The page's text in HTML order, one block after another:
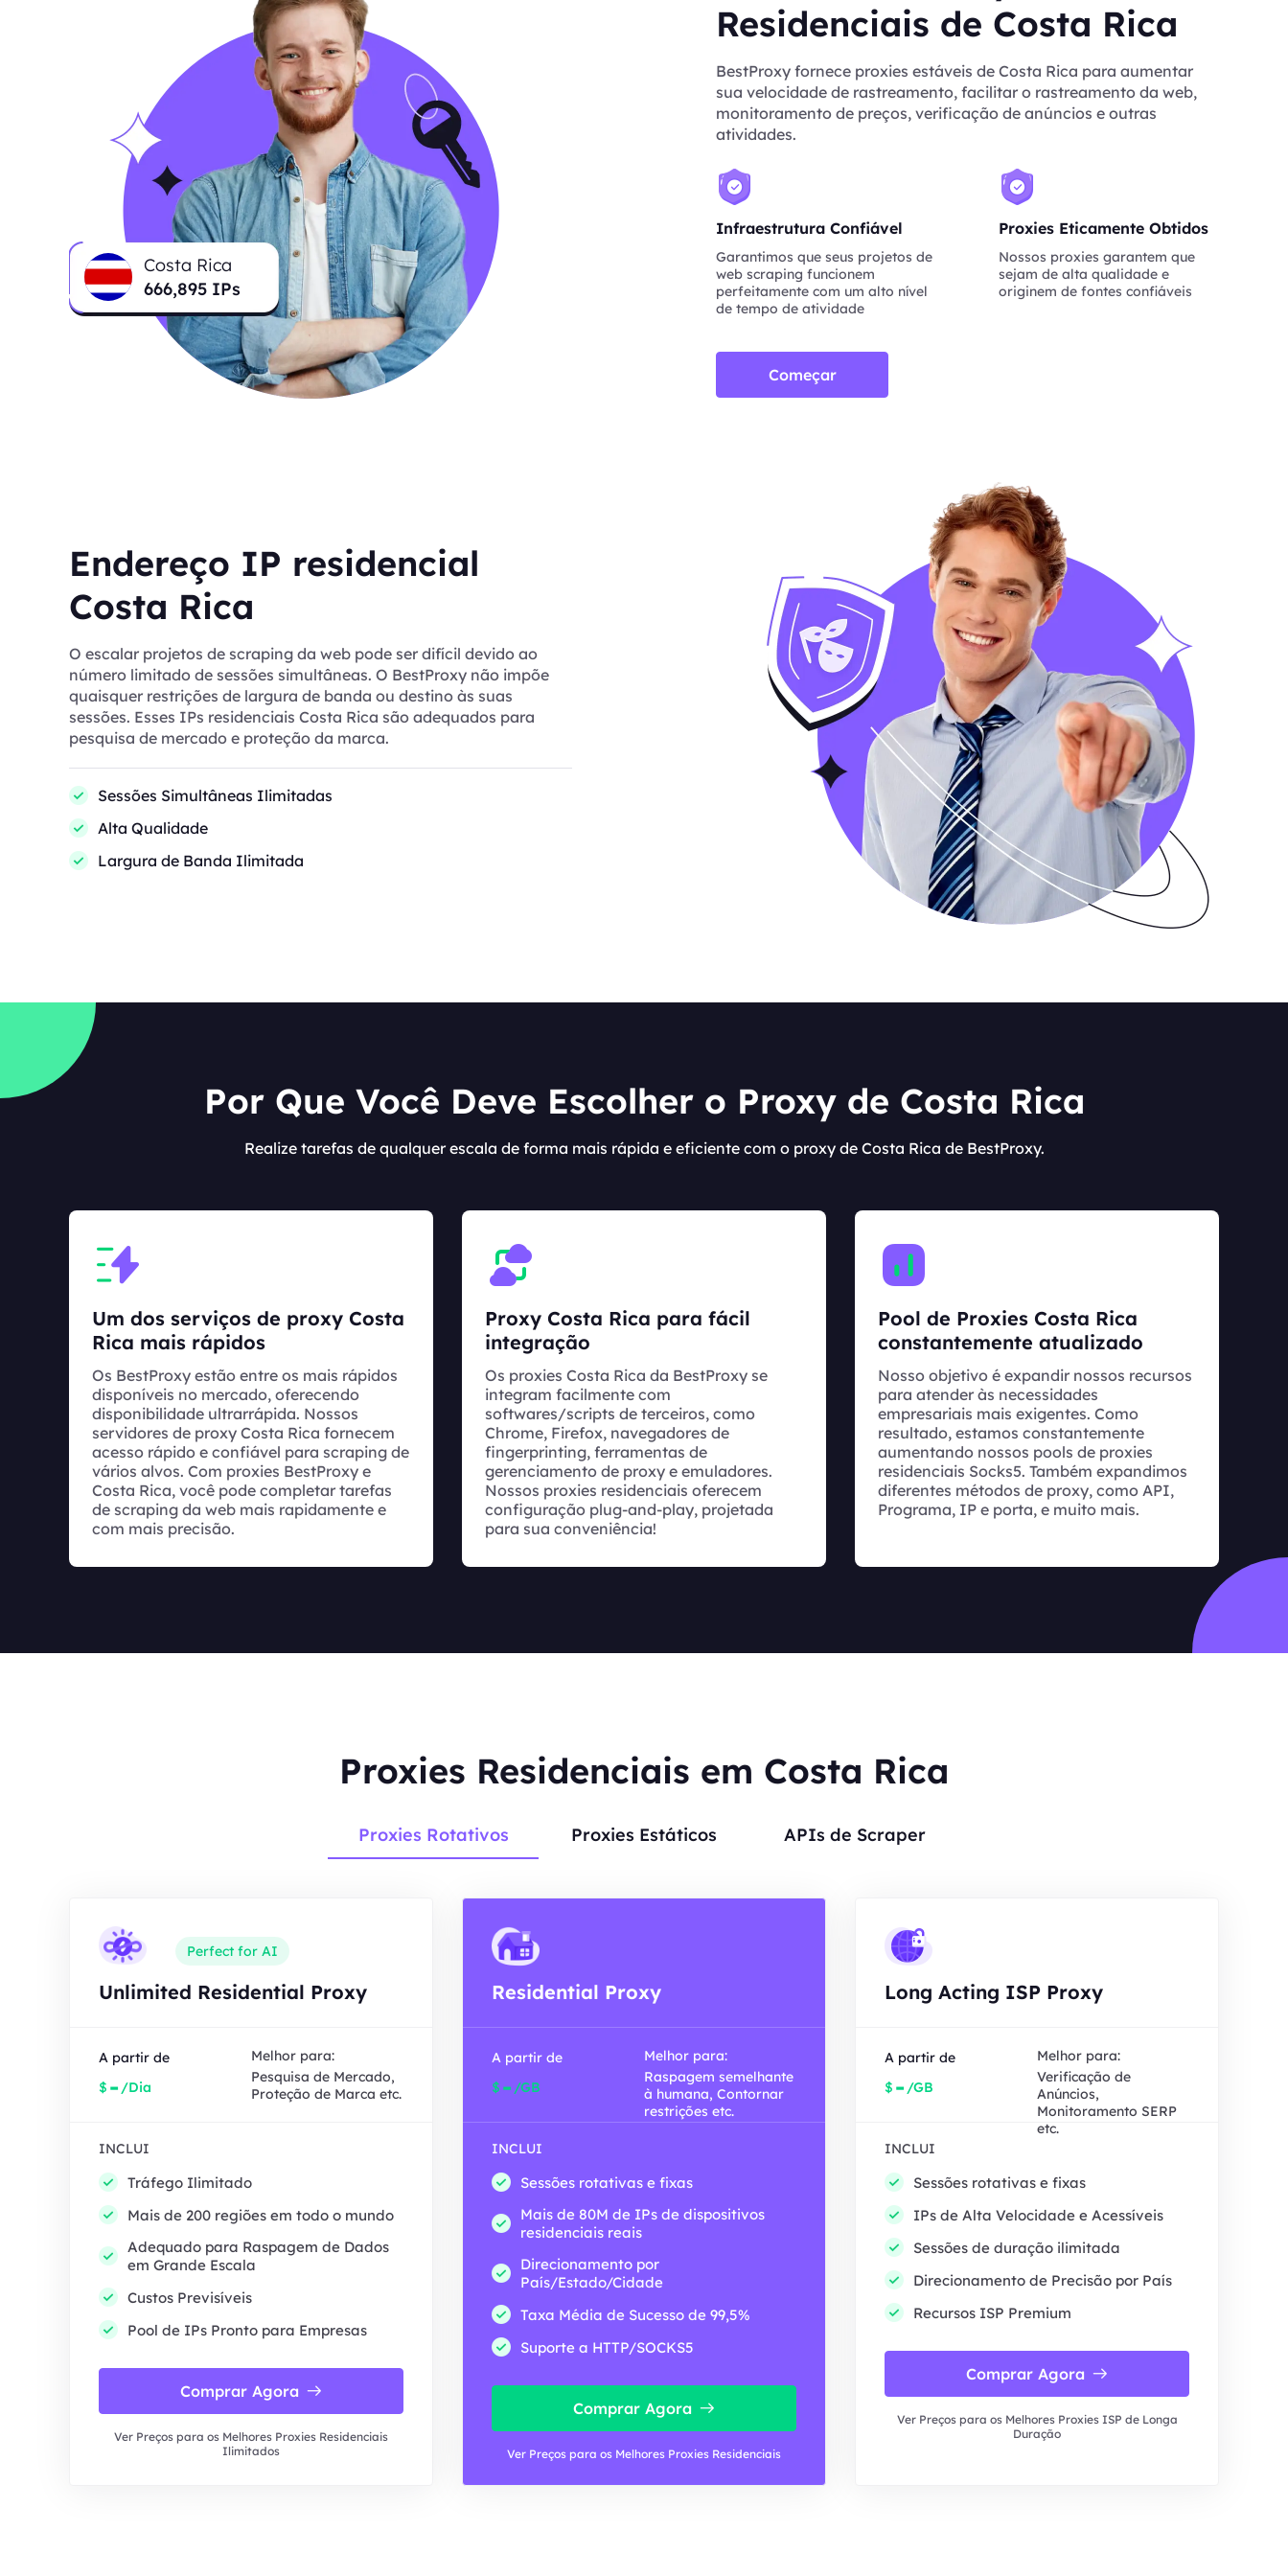
Costa Rica
671,494 IPs
Residenciais de Costa Rica
BestProxy fornece proxies estáveis de Costa Rica para aumentar
sua velocidade de rastreamento, facilitar o rastreamento da web,
monitoramento de preços, verificação de anúncios e outras
atividades.
Infraestrutura Confiável
Garantimos que seus projetos de
web scraping funcionem
perfeitamente com um alto nível
de tempo de atividade
Proxies Eticamente Obtidos
Nossos proxies garantem que
sejam de alta qualidade e
originem de fontes confiáveis
Começar
Endereço IP residencial
Costa Rica
O escalar projetos de scraping da web pode ser difícil devido ao
número limitado de sessões simultâneas. O BestProxy não impõe
quaisquer restrições de largura de banda ou destino às suas
sessões. Esses IPs residenciais Costa Rica são adequados para
pesquisa de mercado e proteção da marca.
Sessões Simultâneas Ilimitadas
Alta Qualidade
Largura de Banda Ilimitada
Por Que Você Deve Escolher o Proxy de Costa Rica
Realize tarefas de qualquer escala de forma mais rápida e eficiente com o proxy de Costa Rica de BestProxy.
Um dos serviços de proxy Costa
Rica mais rápidos
Os BestProxy estão entre os mais rápidos
disponíveis no mercado, oferecendo
disponibilidade ultrarrápida. Nossos
servidores de proxy Costa Rica fornecem
acesso rápido e confiável para scraping de
vários alvos. Com proxies BestProxy e
Costa Rica, você pode completar tarefas
de scraping da web mais rapidamente e
com mais precisão.
Proxy Costa Rica para fácil
integração
Os proxies Costa Rica da BestProxy se
integram facilmente com
softwares/scripts de terceiros, como
Chrome, Firefox, navegadores de
fingerprinting, ferramentas de
gerenciamento de proxy e emuladores.
Nossos proxies residenciais oferecem
configuração plug-and-play, projetada
para sua conveniência!
Pool de Proxies Costa Rica
constantemente atualizado
Nosso objetivo é expandir nossos recursos
para atender às necessidades
empresariais mais exigentes. Como
resultado, estamos constantemente
aumentando nossos pools de proxies
residenciais Socks5. Também expandimos
diferentes métodos de proxy, como API,
Programa, IP e porta, e muito mais.
Proxies Residenciais em Costa Rica
Proxies Rotativos Proxies Estáticos APIs de Scraper
Unlimited Residential Proxy
Perfect for AI
A partir de
$ -/Dia
Melhor para:
Pesquisa de Mercado,
Proteção de Marca etc.
INCLUI
Tráfego Ilimitado
Mais de 200 regiões em todo o mundo
Adequado para Raspagem de Dados
em Grande Escala
Custos Previsíveis
Pool de IPs Pronto para Empresas
Comprar Agora
Ver Preços para os Melhores Proxies Residenciais
Ilimitados
Residential Proxy
A partir de
$ - /GB
Melhor para:
Raspagem semelhante
à humana, Contornar
restrições etc.
INCLUI
Sessões rotativas e fixas
Mais de 80M de IPs de dispositivos
residenciais reais
Direcionamento por
País/Estado/Cidade
Taxa Média de Sucesso de 99,5%
Suporte a HTTP/SOCKS5
Comprar Agora
Ver Preços para os Melhores Proxies Residenciais
Long Acting ISP Proxy
A partir de
$ -/GB
Melhor para:
Verificação de
Anúncios,
Monitoramento SERP
etc.
INCLUI
Sessões rotativas e fixas
IPs de Alta Velocidade e Acessíveis
Sessões de duração ilimitada
Direcionamento de Precisão por País
Recursos ISP Premium
Comprar Agora
Ver Preços para os Melhores Proxies ISP de Longa
Duração